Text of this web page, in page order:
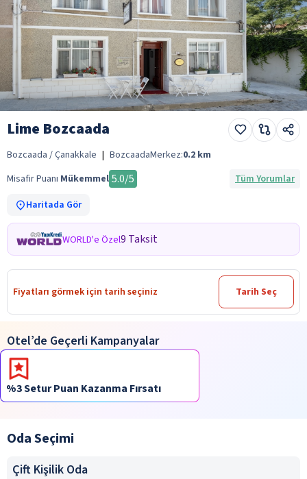
Lime Bozcaada
Bozcaada / Çanakkale | BozcaadaMerkez:0.2 km
Misafir Puanı Mükemmel 5.0/5
Tüm Yorumlar
Haritada Gör
WORLD'e Özel9 Taksit
Fiyatları görmek için tarih seçiniz Tarih Seç
Otel’de Geçerli Kampanyalar
%3 Setur Puan Kazanma Fırsatı
Oda Seçimi
Çift Kişilik Oda